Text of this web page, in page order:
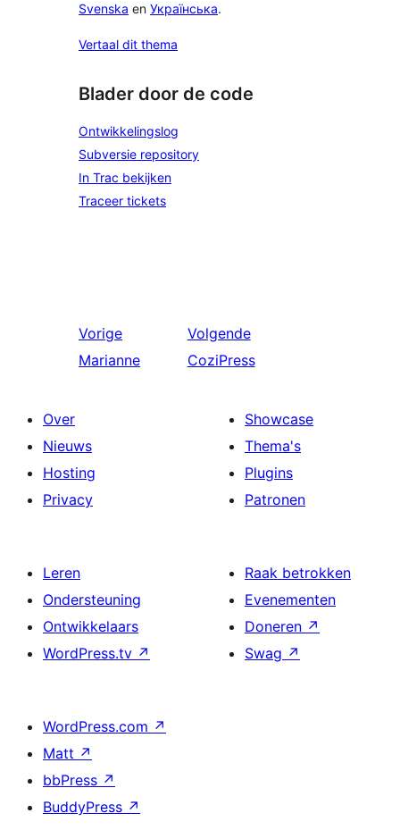
Svenska en Українська.
Vertaal dit thema
Blader door de code
Ontwikkelingslog
Subversie repository
In Trac bekijken
Traceer tickets
Vorige
Marianne
Volgende
CoziPress
Over
Nieuws
Hosting
Privacy
Showcase
Thema's
Plugins
Patronen
Leren
Ondersteuning
Ontwikkelaars
WordPress.tv ↗
Raak betrokken
Evenementen
Doneren ↗
Swag ↗
WordPress.com ↗
Matt ↗
bbPress ↗
BuddyPress ↗